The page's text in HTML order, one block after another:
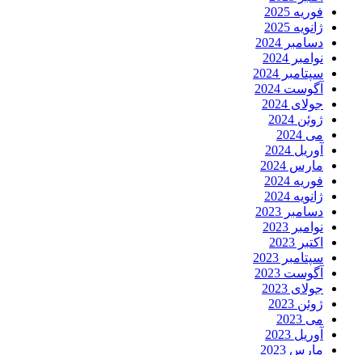
فوریه 2025
ژانویه 2025
دسامبر 2024
نوامبر 2024
سپتامبر 2024
آگوست 2024
جولای 2024
ژوئن 2024
می 2024
آوریل 2024
مارس 2024
فوریه 2024
ژانویه 2024
دسامبر 2023
نوامبر 2023
اکتبر 2023
سپتامبر 2023
آگوست 2023
جولای 2023
ژوئن 2023
می 2023
آوریل 2023
مارس 2023